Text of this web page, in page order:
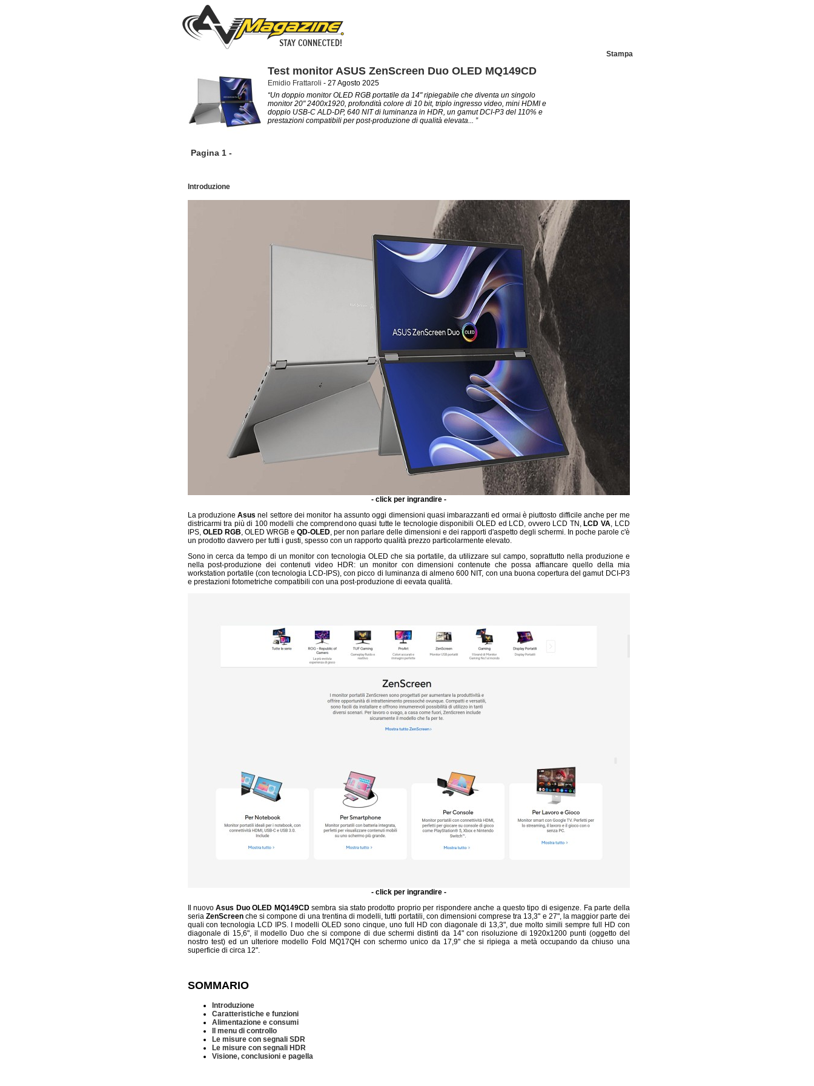
Stampa
Test monitor ASUS ZenScreen Duo OLED MQ149CD
Emidio Frattaroli - 27 Agosto 2025
“Un doppio monitor OLED RGB portatile da 14" ripiegabile che diventa un singolo
monitor 20" 2400x1920, profondità colore di 10 bit, triplo ingresso video, mini HDMI e
doppio USB-C ALD-DP, 640 NIT di luminanza in HDR, un gamut DCI-P3 del 110% e
prestazioni compatibili per post-produzione di qualità elevata... ”
Pagina 1 -
Introduzione
- click per ingrandire -
La produzioneAsusnel settore dei monitor ha assunto oggi dimensioni quasi imbarazzanti ed ormai è piuttosto difficile anche per me
districarmi tra più di 100 modelli che comprendono quasi tutte le tecnologie disponibili OLED ed LCD, ovvero LCD TN,LCD VA, LCD
IPS, OLED RGB, OLED WRGB e QD-OLED, per non parlare delle dimensioni e dei rapporti d'aspetto degli schermi. In poche parole c'è
un prodotto davvero per tutti i gusti, spesso con un rapporto qualità prezzo particolarmente elevato.
Sono in cerca da tempo di un monitor con tecnologia OLED che sia portatile, da utilizzare sul campo, soprattutto nella produzione e
nella post-produzione dei contenuti video HDR: un monitor con dimensioni contenute che possa affiancare quello della mia
workstation portatile (con tecnologia LCD-IPS), con picco di luminanza di almeno 600 NIT, con una buona copertura del gamut DCI-P3
e prestazioni fotometriche compatibili con una post-produzione di eevata qualità.
- click per ingrandire -
Il nuovoAsus Duo OLED MQ149CDsembra sia stato prodotto proprio per rispondere anche a questo tipo di esigenze. Fa parte della
seria ZenScreenche si compone di una trentina di modelli, tutti portatili, con dimensioni comprese tra 13,3" e 27", la maggior parte dei
quali con tecnologia LCD IPS. I modelli OLED sono cinque, uno full HD con diagonale di 13,3", due molto simili sempre full HD con
diagonale di 15,6", il modello Duo che si compone di due schermi distinti da 14" con risoluzione di 1920x1200 punti (oggetto del
nostro test) ed un ulteriore modello Fold MQ17QH con schermo unico da 17,9" che si ripiega a metà occupando da chiuso una
superficie di circa 12".
SOMMARIO
Introduzione
Caratteristiche e funzioni
Alimentazione e consumi
Il menu di controllo
Le misure con segnali SDR
Le misure con segnali HDR
Visione, conclusioni e pagella